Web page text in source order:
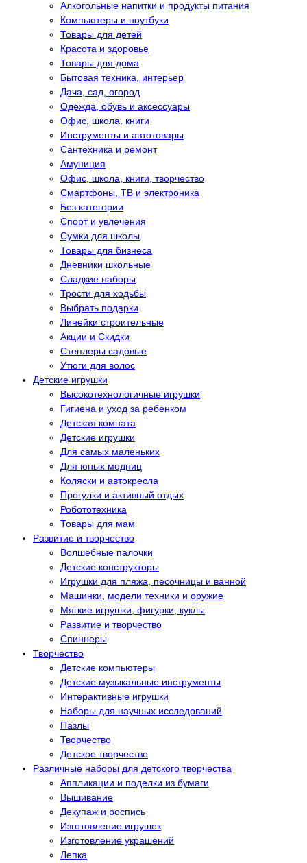
Алкогольные напитки и продукты питания
Компьютеры и ноутбуки
Товары для детей
Красота и здоровье
Товары для дома
Бытовая техника, интерьер
Дача, сад, огород
Одежда, обувь и аксессуары
Офис, школа, книги
Инструменты и автотовары
Сантехника и ремонт
Амуниция
Офис, школа, книги, творчество
Смартфоны, ТВ и электроника
Без категории
Спорт и увлечения
Сумки для школы
Товары для бизнеса
Дневники школьные
Сладкие наборы
Трости для ходьбы
Выбрать подарки
Линейки строительные
Акции и Скидки
Степлеры садовые
Утюги для волос
Детские игрушки
Высокотехнологичные игрушки
Гигиена и уход за ребенком
Детская комната
Детские игрушки
Для самых маленьких
Для юных модниц
Коляски и автокресла
Прогулки и активный отдых
Робототехника
Товары для мам
Развитие и творчество
Волшебные палочки
Детские конструкторы
Игрушки для пляжа, песочницы и ванной
Машинки, модели техники и оружие
Мягкие игрушки, фигурки, куклы
Развитие и творчество
Спиннеры
Творчество
Детские компьютеры
Детские музыкальные инструменты
Интерактивные игрушки
Наборы для научных исследований
Пазлы
Творчество
Детское творчество
Различные наборы для детского творчества
Аппликации и поделки из бумаги
Вышивание
Декупаж и роспись
Изготовление игрушек
Изготовление украшений
Лепка